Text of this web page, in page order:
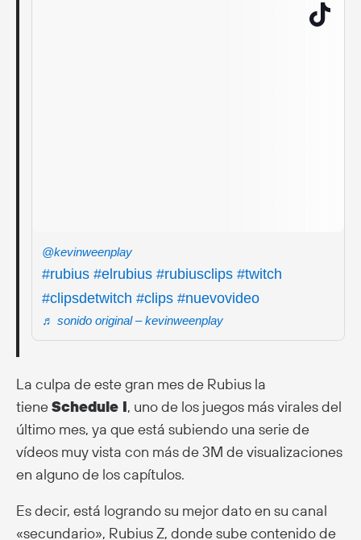
@kevinweenplay
#rubius #elrubius #rubiusclips #twitch
#clipsdetwitch #clips #nuevovideo
♬ sonido original – kevinweenplay
La culpa de este gran mes de Rubius la
tieneSchedule I, uno de los juegos más virales del
último mes, ya que está subiendo una serie de
vídeos muy vista con más de 3M de visualizaciones
en alguno de los capítulos.
Es decir, está logrando su mejor dato en su canal
«secundario», Rubius Z, donde sube contenido de